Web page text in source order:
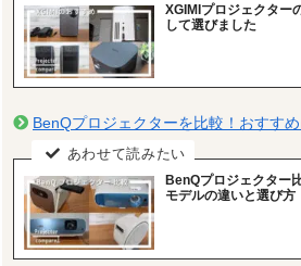
XGIMIプロジェクター
して選びました
BenQプロジェクターを比較！おすす
BenQプロジェクター
モデルの違いと選び方